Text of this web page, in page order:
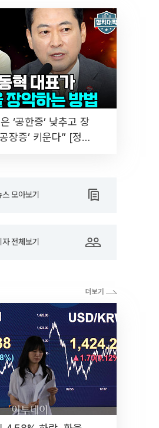
‘공한증’ 낮추고 장
장증’ 키운다” [정치
모아보기
전체보기